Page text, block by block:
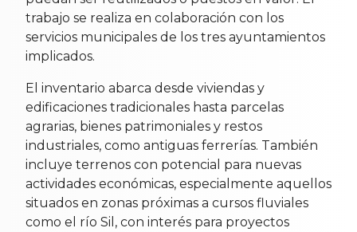
trabajo se realiza en colaboración con los
servicios municipales de los tres ayuntamientos
implicados.
El inventario abarca desde viviendas y
edificaciones tradicionales hasta parcelas
agrarias, bienes patrimoniales y restos
industriales, como antiguas ferrerías. También
incluye terrenos con potencial para nuevas
actividades económicas, especialmente aquellos
situados en zonas próximas a cursos fluviales
como el río Sil, con interés para proyectos